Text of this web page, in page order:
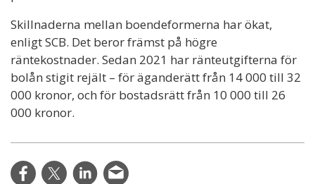
Skillnaderna mellan boendeformerna har ökat,
enligt SCB. Det beror främst på högre
räntekostnader. Sedan 2021 har ränteutgifterna för
bolån stigit rejält – för äganderätt från 14 000 till 32
000 kronor, och för bostadsrätt från 10 000 till 26
000 kronor.